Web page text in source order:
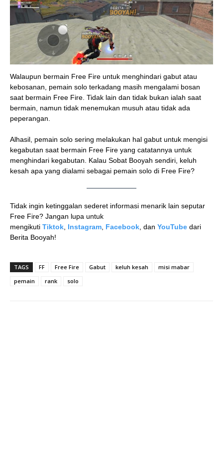
Walaupun bermain Free Fire untuk menghindari gabut atau
kebosanan, pemain solo terkadang masih mengalami bosan
saat bermain Free Fire. Tidak lain dan tidak bukan ialah saat
bermain, namun tidak menemukan musuh atau tidak ada
peperangan.
Alhasil, pemain solo sering melakukan hal gabut untuk mengisi
kegabutan saat bermain Free Fire yang catatannya untuk
menghindari kegabutan. Kalau Sobat Booyah sendiri, keluh
kesah apa yang dialami sebagai pemain solo di Free Fire?
Tidak ingin ketinggalan sederet informasi menarik lain seputar
Free Fire? Jangan lupa untuk
mengikuti Tiktok Instagram Facebook , dan YouTube dari
Berita Booyah!
TAGS FF Free Fire Gabut keluh kesah
misi mabar
pemain
rank solo